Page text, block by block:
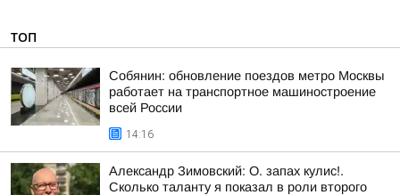
ТОП
Собянин: обновление поездов метро Москвы
работает на транспортное машиностроение
всей России
14:16
Александр Зимовский: О. запах кулис!.
Сколько таланту я показал в роли второго